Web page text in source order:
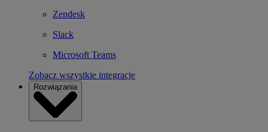
Zendesk
Slack
Microsoft Teams
Zobacz wszystkie integracje
Rozwiązania